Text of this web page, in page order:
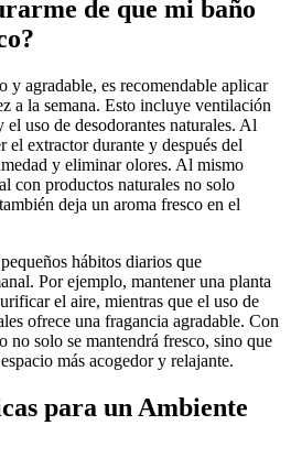
de que mi baño
y agradable, es recomendable aplicar
a la semana. Esto incluye ventilación
uso de desodorantes naturales. Al
el extractor durante y después del
y eliminar olores. Al mismo
con productos naturales no solo
deja un aroma fresco en el
hábitos diarios que
Por ejemplo, mantener una planta
el aire, mientras que el uso de
ofrece una fragancia agradable. Con
no solo se mantendrá fresco, sino que
más acogedor y relajante.
para un Ambiente